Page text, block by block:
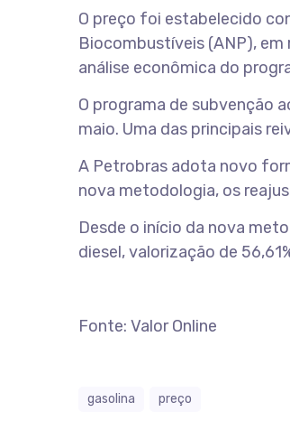
O preço foi estabelecido
Biocombustíveis (ANP),
análise econômica do
O programa de subvenção
maio. Uma das principais
A Petrobras adota novo
nova metodologia, os
Desde o início da nova
diesel, valorização de
Fonte: Valor Online
gasolina preço